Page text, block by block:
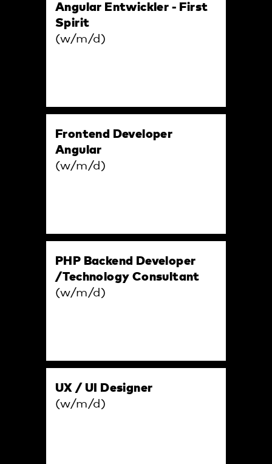
Angular Entwickler - First
Spirit
(w/m/d)
Frontend Developer
Angular
(w/m/d)
PHP Backend Developer
/Technology Consultant
(w/m/d)
UX / UI Designer
(w/m/d)